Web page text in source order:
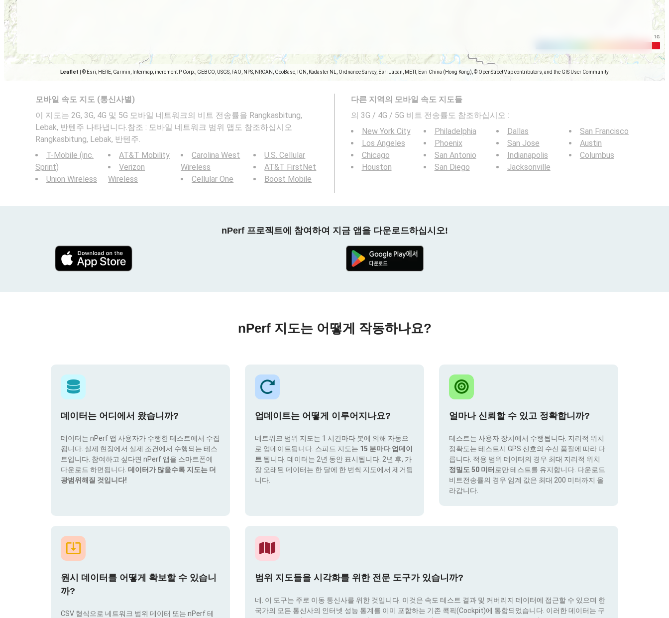
Leaflet © Esri, HERE, Garmin, Intermap, increment P Corp., GEBCO, USGS, FAO, NPS, NRCAN, GeoBase, IGN, Kadaster NL, Ordnance Survey, Esri Japan, METI, Esri China (Hong Kong), © OpenStreetMap contributors, and the GIS User Community
모바일 속도 지도 (통신사별)
이 지도는 2G, 3G, 4G 및 5G 모바일 네트워크의 비트 전송률을 Rangkasbitung,
Lebak, 반텐주 나타냅니다.참조 : 모바일 네트워크 범위 맵도 참조하십시오
Rangkasbitung, Lebak, 반텐주.
T-Mobile (inc.
Sprint)
Union Wireless
AT&T Mobility
Verizon
Wireless
Carolina West
Wireless
Cellular One
U.S. Cellular
AT&T FirstNet
Boost Mobile
다른 지역의 모바일 속도 지도들
의 3G / 4G / 5G 비트 전송률도 참조하십시오 :
New York City
Los Angeles
Chicago
Houston
Philadelphia
Phoenix
San Antonio
San Diego
Dallas
San Jose
Indianapolis
Jacksonville
San Francisco
Austin
Columbus
nPerf 프로젝트에 참여하여 지금 앱을 다운로드하십시오!
nPerf 지도는 어떻게 작동하나요?
데이터는 어디에서 왔습니까?
데이터는 nPerf 앱 사용자가 수행한 테스트에서 수집
됩니다. 실제 현장에서 실제 조건에서 수행되는 테스
트입니다. 참여하고 싶다면 nPerf 앱을 스마트폰에
다운로드 하면됩니다. 데이터가 많을수록 지도는 더
광범위해질 것입니다!
업데이트는 어떻게 이루어지나요?
네트워크 범위 지도는 1 시간마다 봇에 의해 자동으
로 업데이트됩니다. 스피드 지도는 15 분마다 업데이
트 됩니다. 데이터는 2년 동안 표시됩니다. 2년 후, 가
장 오래된 데이터는 한 달에 한 번씩 지도에서 제거됩
니다.
얼마나 신뢰할 수 있고 정확합니까?
테스트는 사용자 장치에서 수행됩니다. 지리적 위치
정확도는 테스트시 GPS 신호의 수신 품질에 따라 다
릅니다. 적용 범위 데이터의 경우 최대 지리적 위치
정밀도 50 미터 로만 테스트를 유지합니다. 다운로드
비트전송률의 경우 임계 값은 최대 200 미터까지 올
라갑니다.
원시 데이터를 어떻게 확보할 수 있습니
까?
CSV 형식으로 네트워크 범위 데이터 또는 nPerf 테
범위 지도들을 시각화를 위한 전문 도구가 있습니까?
네. 이 도구는 주로 이동 통신사를 위한 것입니다. 이것은 속도 테스트 결과 및 커버리지 데이터에 접근할 수 있으며 한
국가의 모든 통신사의 인터넷 성능 통계를 이미 포함하는 기존 콕픽(Cockpit)에 통합되었습니다. 이러한 데이터는 구